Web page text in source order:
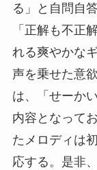
る」と自問自
「正解も不正
れる爽やかな
声を乗せた意
は、「せーか
内容となって
たメロディは
応する。是非